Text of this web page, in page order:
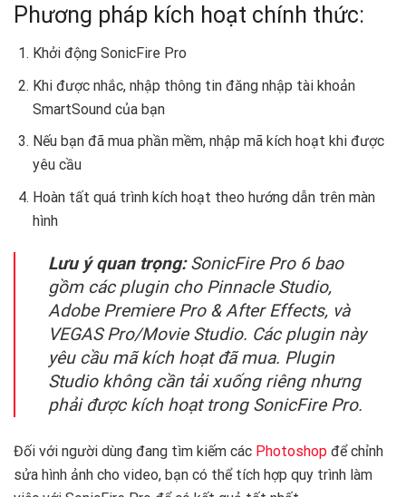
Phương pháp kích hoạt chính thức:
Khởi động SonicFire Pro
Khi được nhắc, nhập thông tin đăng nhập tài khoản
SmartSound của bạn
Nếu bạn đã mua phần mềm, nhập mã kích hoạt khi được
yêu cầu
Hoàn tất quá trình kích hoạt theo hướng dẫn trên màn
hình
Lưu ý quan trọng:SonicFire Pro 6 bao
gồm các plugin cho Pinnacle Studio,
Adobe Premiere Pro & After Effects, và
VEGAS Pro/Movie Studio. Các plugin này
yêu cầu mã kích hoạt đã mua. Plugin
Studio không cần tải xuống riêng nhưng
phải được kích hoạt trong SonicFire Pro.
Đối với người dùng đang tìm kiếm các Photoshop để chỉnh
sửa hình ảnh cho video, bạn có thể tích hợp quy trình làm